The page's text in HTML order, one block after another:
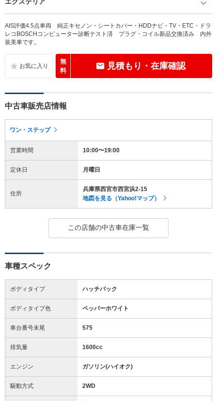
AIS評価4.5点車両 純正キセノン・シートカバー・HDDナビ・TV・ETC・ドラ
レコBOSCHコンピューター診断テスト済 プラグ・コイル新品交換済み 内外
装美車です。
無
料
見積もり・在庫確認
中古車販売店情報
ワン・ステップ
営業時間 10:00〜19:00
定休日 月曜日
住所
兵庫県西宮市西宮浜2-15
地図を見る（Yahoo!マップ）
この店舗の中古車在庫一覧
車種スペック
ボディタイプ ハッチバック
ボディタイプ色 ペッパーホワイト
車台番号末尾 575
排気量 1600cc
エンジン ガソリン(ハイオク)
駆動方式 2WD